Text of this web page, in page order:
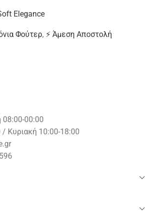
Elegance
Φούτερ, ⚡ Άμεση Αποστολή
00:00
Κυριακή 10:00-18:00